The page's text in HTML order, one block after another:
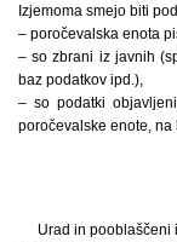
Izjemoma smejo biti
– poročevalska enota
– so zbrani iz javnih
baz podatkov ipd.),
– so podatki
poročevalske enote, na
Urad in pooblaščeni